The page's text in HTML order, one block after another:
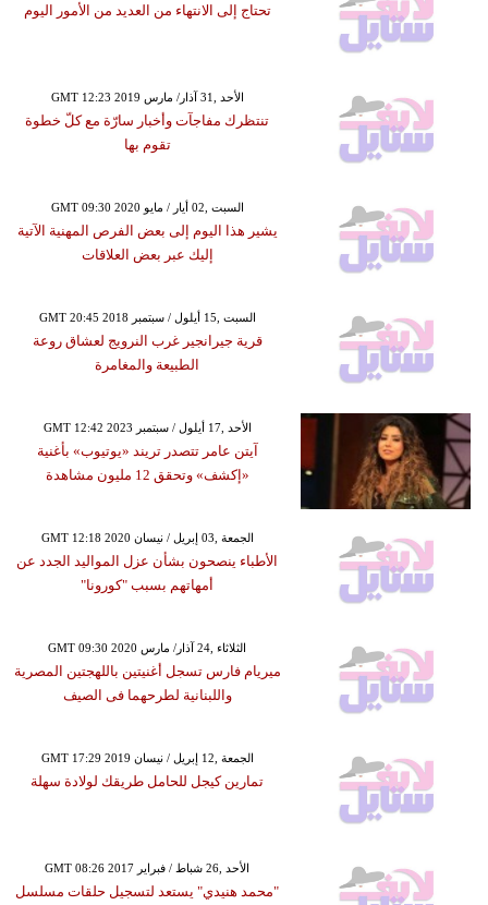
تحتاج إلى الانتهاء من العديد من الأمور اليوم
GMT 12:23 2019 الأحد ,31 آذار/ مارس
تنتظرك مفاجآت وأخبار سارّة مع كلّ خطوة
تقوم بها
GMT 09:30 2020 السبت ,02 أيار / مايو
يشير هذا اليوم إلى بعض الفرص المهنية الآتية
إليك عبر بعض العلاقات
GMT 20:45 2018 السبت ,15 أيلول / سبتمبر
قرية جيرانجير غرب النرويج لعشاق روعة
الطبيعة والمغامرة
GMT 12:42 2023 الأحد ,17 أيلول / سبتمبر
آيتن عامر تتصدر تريند «يوتيوب» بأغنية
«إكشف» وتحقق 12 مليون مشاهدة
GMT 12:18 2020 الجمعة ,03 إبريل / نيسان
الأطباء ينصحون بشأن عزل المواليد الجدد عن
أمهاتهم بسبب "كورونا"
GMT 09:30 2020 الثلاثاء ,24 آذار/ مارس
ميريام فارس تسجل أغنيتين باللهجتين المصرية
واللبنانية لطرحهما فى الصيف
GMT 17:29 2019 الجمعة ,12 إبريل / نيسان
تمارين كيجل للحامل طريقك لولادة سهلة
GMT 08:26 2017 الأحد ,26 شباط / فبراير
"محمد هنيدي" يستعد لتسجيل حلقات مسلسل